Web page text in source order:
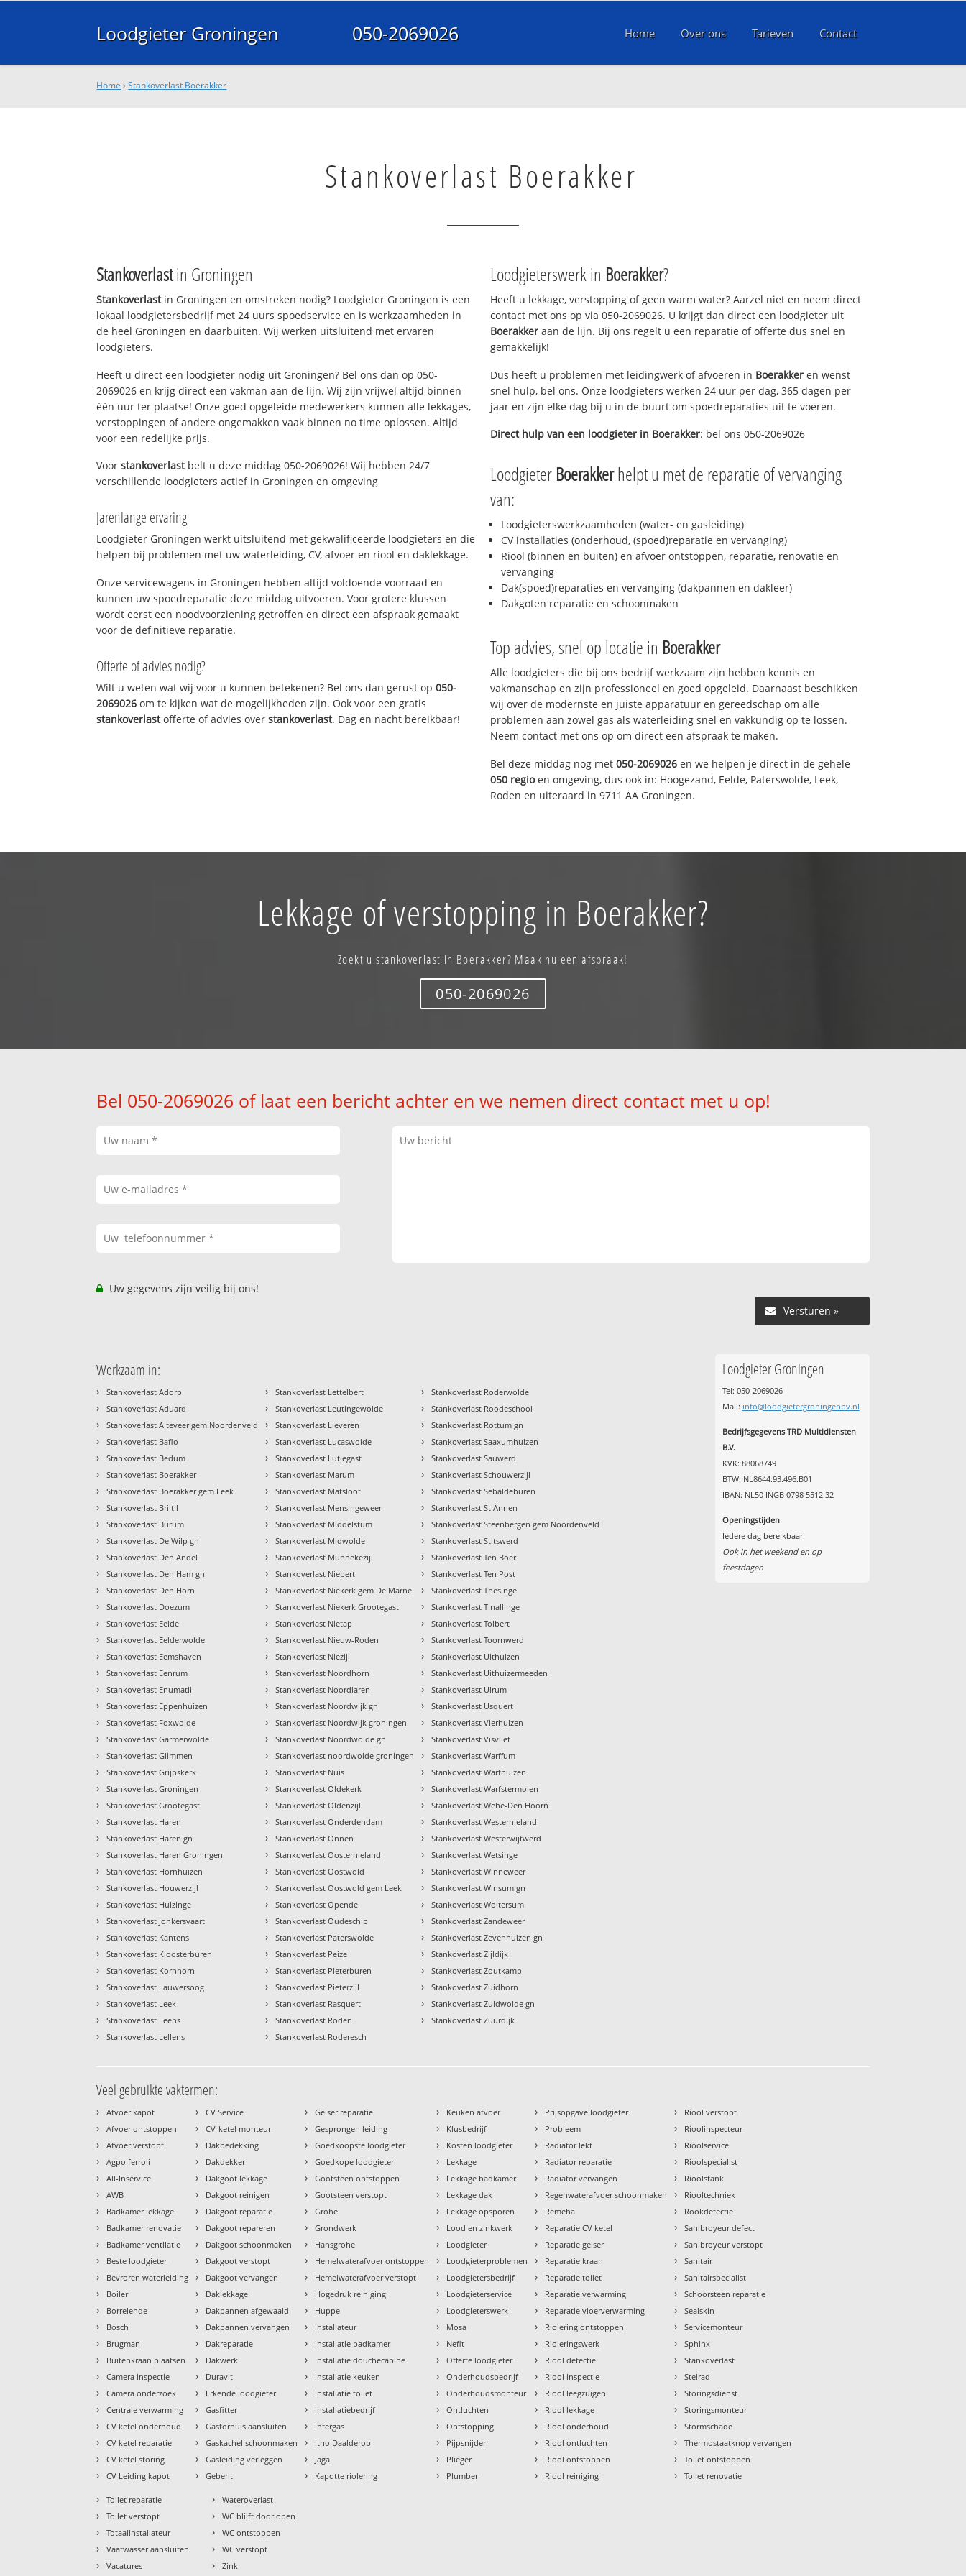
Loodgieter Groningen 050-2069026 Home Over ons Tarieven Contact
Home ›Stankoverlast Boerakker
Stankoverlast Boerakker
Stankoverlastin Groningen
Stankoverlastin Groningen en omstreken nodig? Loodgieter Groningen is een
lokaal loodgietersbedrijf met 24 uurs spoedservice en is werkzaamheden in
de heel Groningen en daarbuiten. Wij werken uitsluitend met ervaren
loodgieters.
Heeft u direct een loodgieter nodig uit Groningen? Bel ons dan op 050-
2069026 en krijg direct een vakman aan de lijn. Wij zijn vrijwel altijd binnen
één uur ter plaatse! Onze goed opgeleide medewerkers kunnen alle lekkages,
verstoppingen of andere ongemakken vaak binnen no time oplossen. Altijd
voor een redelijke prijs.
Voorstankoverlastbelt u deze middag 050-2069026! Wij hebben 24/7
verschillende loodgieters actief in Groningen en omgeving
Jarenlange ervaring
Loodgieter Groningen werkt uitsluitend met gekwalificeerde loodgieters en die
helpen bij problemen met uw waterleiding, CV, afvoer en riool en daklekkage.
Onze servicewagens in Groningen hebben altijd voldoende voorraad en
kunnen uw spoedreparatie deze middag uitvoeren. Voor grotere klussen
wordt eerst een noodvoorziening getroffen en direct een afspraak gemaakt
voor de definitieve reparatie.
Offerte of advies nodig?
Wilt u weten wat wij voor u kunnen betekenen? Bel ons dan gerust op050-
2069026 om te kijken wat de mogelijkheden zijn. Ook voor een gratis
stankoverlastofferte of advies overstankoverlast. Dag en nacht bereikbaar!
Loodgieterswerk in Boerakker?
Heeft u lekkage, verstopping of geen warm water? Aarzel niet en neem direct
contact met ons op via 050-2069026. U krijgt dan direct een loodgieter uit
Boerakker aan de lijn. Bij ons regelt u een reparatie of offerte dus snel en
gemakkelijk!
Dus heeft u problemen met leidingwerk of afvoeren in Boerakker en wenst
snel hulp, bel ons. Onze loodgieters werken 24 uur per dag, 365 dagen per
jaar en zijn elke dag bij u in de buurt om spoedreparaties uit te voeren.
Direct hulp van een loodgieter in Boerakker: bel ons 050-2069026
Loodgieter Boerakkerhelpt u met de reparatie of vervanging
van:
Loodgieterswerkzaamheden (water- en gasleiding)
CV installaties (onderhoud, (spoed)reparatie en vervanging)
Riool (binnen en buiten) en afvoer ontstoppen, reparatie, renovatie en
vervanging
Dak(spoed)reparaties en vervanging (dakpannen en dakleer)
Dakgoten reparatie en schoonmaken
Top advies, snel op locatie in Boerakker
Alle loodgieters die bij ons bedrijf werkzaam zijn hebben kennis en
vakmanschap en zijn professioneel en goed opgeleid. Daarnaast beschikken
wij over de modernste en juiste apparatuur en gereedschap om alle
problemen aan zowel gas als waterleiding snel en vakkundig op te lossen.
Neem contact met ons op om direct een afspraak te maken.
Bel deze middag nog met 050-2069026 en we helpen je direct in de gehele
050 regioen omgeving, dus ook in: Hoogezand, Eelde, Paterswolde, Leek,
Roden en uiteraard in 9711 AA Groningen.
Lekkage of verstopping in Boerakker?
Zoekt u stankoverlast in Boerakker? Maak nu een afspraak!
050-2069026
Bel 050-2069026 of laat een bericht achter en we nemen direct contact met u op!
Uw gegevens zijn veilig bij ons!
Versturen »
Werkzaam in:
› Stankoverlast Adorp
› Stankoverlast Aduard
› Stankoverlast Alteveer gem Noordenveld
› Stankoverlast Baflo
› Stankoverlast Bedum
› Stankoverlast Boerakker
› Stankoverlast Boerakker gem Leek
› Stankoverlast Briltil
› Stankoverlast Burum
› Stankoverlast De Wilp gn
› Stankoverlast Den Andel
› Stankoverlast Den Ham gn
› Stankoverlast Den Horn
› Stankoverlast Doezum
› Stankoverlast Eelde
› Stankoverlast Eelderwolde
› Stankoverlast Eemshaven
› Stankoverlast Eenrum
› Stankoverlast Enumatil
› Stankoverlast Eppenhuizen
› Stankoverlast Foxwolde
› Stankoverlast Garmerwolde
› Stankoverlast Glimmen
› Stankoverlast Grijpskerk
› Stankoverlast Groningen
› Stankoverlast Grootegast
› Stankoverlast Haren
› Stankoverlast Haren gn
› Stankoverlast Haren Groningen
› Stankoverlast Hornhuizen
› Stankoverlast Houwerzijl
› Stankoverlast Huizinge
› Stankoverlast Jonkersvaart
› Stankoverlast Kantens
› Stankoverlast Kloosterburen
› Stankoverlast Kornhorn
› Stankoverlast Lauwersoog
› Stankoverlast Leek
› Stankoverlast Leens
› Stankoverlast Lellens
› Stankoverlast Lettelbert
› Stankoverlast Leutingewolde
› Stankoverlast Lieveren
› Stankoverlast Lucaswolde
› Stankoverlast Lutjegast
› Stankoverlast Marum
› Stankoverlast Matsloot
› Stankoverlast Mensingeweer
› Stankoverlast Middelstum
› Stankoverlast Midwolde
› Stankoverlast Munnekezijl
› Stankoverlast Niebert
› Stankoverlast Niekerk gem De Marne
› Stankoverlast Niekerk Grootegast
› Stankoverlast Nietap
› Stankoverlast Nieuw-Roden
› Stankoverlast Niezijl
› Stankoverlast Noordhorn
› Stankoverlast Noordlaren
› Stankoverlast Noordwijk gn
› Stankoverlast Noordwijk groningen
› Stankoverlast Noordwolde gn
› Stankoverlast noordwolde groningen
› Stankoverlast Nuis
› Stankoverlast Oldekerk
› Stankoverlast Oldenzijl
› Stankoverlast Onderdendam
› Stankoverlast Onnen
› Stankoverlast Oosternieland
› Stankoverlast Oostwold
› Stankoverlast Oostwold gem Leek
› Stankoverlast Opende
› Stankoverlast Oudeschip
› Stankoverlast Paterswolde
› Stankoverlast Peize
› Stankoverlast Pieterburen
› Stankoverlast Pieterzijl
› Stankoverlast Rasquert
› Stankoverlast Roden
› Stankoverlast Roderesch
› Stankoverlast Roderwolde
› Stankoverlast Roodeschool
› Stankoverlast Rottum gn
› Stankoverlast Saaxumhuizen
› Stankoverlast Sauwerd
› Stankoverlast Schouwerzijl
› Stankoverlast Sebaldeburen
› Stankoverlast St Annen
› Stankoverlast Steenbergen gem Noordenveld
› Stankoverlast Stitswerd
› Stankoverlast Ten Boer
› Stankoverlast Ten Post
› Stankoverlast Thesinge
› Stankoverlast Tinallinge
› Stankoverlast Tolbert
› Stankoverlast Toornwerd
› Stankoverlast Uithuizen
› Stankoverlast Uithuizermeeden
› Stankoverlast Ulrum
› Stankoverlast Usquert
› Stankoverlast Vierhuizen
› Stankoverlast Visvliet
› Stankoverlast Warffum
› Stankoverlast Warfhuizen
› Stankoverlast Warfstermolen
› Stankoverlast Wehe-Den Hoorn
› Stankoverlast Westernieland
› Stankoverlast Westerwijtwerd
› Stankoverlast Wetsinge
› Stankoverlast Winneweer
› Stankoverlast Winsum gn
› Stankoverlast Woltersum
› Stankoverlast Zandeweer
› Stankoverlast Zevenhuizen gn
› Stankoverlast Zijldijk
› Stankoverlast Zoutkamp
› Stankoverlast Zuidhorn
› Stankoverlast Zuidwolde gn
› Stankoverlast Zuurdijk
Loodgieter Groningen
Tel: 050-2069026
Mail: info@loodgietergroningenbv.nl
Bedrijfsgegevens TRD Multidiensten
B.V.
KVK: 88068749
BTW: NL8644.93.496.B01
IBAN: NL50 INGB 0798 5512 32
Openingstijden
Iedere dag bereikbaar!
Ook in het weekend en op
feestdagen
Veel gebruikte vaktermen:
› Afvoer kapot
› Afvoer ontstoppen
› Afvoer verstopt
› Agpo ferroli
› All-Inservice
› AWB
› Badkamer lekkage
› Badkamer renovatie
› Badkamer ventilatie
› Beste loodgieter
› Bevroren waterleiding
› Boiler
› Borrelende
› Bosch
› Brugman
› Buitenkraan plaatsen
› Camera inspectie
› Camera onderzoek
› Centrale verwarming
› CV ketel onderhoud
› CV ketel reparatie
› CV ketel storing
› CV Leiding kapot
› CV Service
› CV-ketel monteur
› Dakbedekking
› Dakdekker
› Dakgoot lekkage
› Dakgoot reinigen
› Dakgoot reparatie
› Dakgoot repareren
› Dakgoot schoonmaken
› Dakgoot verstopt
› Dakgoot vervangen
› Daklekkage
› Dakpannen afgewaaid
› Dakpannen vervangen
› Dakreparatie
› Dakwerk
› Duravit
› Erkende loodgieter
› Gasfitter
› Gasfornuis aansluiten
› Gaskachel schoonmaken
› Gasleiding verleggen
› Geberit
› Geiser reparatie
› Gesprongen leiding
› Goedkoopste loodgieter
› Goedkope loodgieter
› Gootsteen ontstoppen
› Gootsteen verstopt
› Grohe
› Grondwerk
› Hansgrohe
› Hemelwaterafvoer ontstoppen
› Hemelwaterafvoer verstopt
› Hogedruk reiniging
› Huppe
› Installateur
› Installatie badkamer
› Installatie douchecabine
› Installatie keuken
› Installatie toilet
› Installatiebedrijf
› Intergas
› Itho Daalderop
› Jaga
› Kapotte riolering
› Keuken afvoer
› Klusbedrijf
› Kosten loodgieter
› Lekkage
› Lekkage badkamer
› Lekkage dak
› Lekkage opsporen
› Lood en zinkwerk
› Loodgieter
› Loodgieterproblemen
› Loodgietersbedrijf
› Loodgieterservice
› Loodgieterswerk
› Mosa
› Nefit
› Offerte loodgieter
› Onderhoudsbedrijf
› Onderhoudsmonteur
› Ontluchten
› Ontstopping
› Pijpsnijder
› Plieger
› Plumber
› Prijsopgave loodgieter
› Probleem
› Radiator lekt
› Radiator reparatie
› Radiator vervangen
› Regenwaterafvoer schoonmaken
› Remeha
› Reparatie CV ketel
› Reparatie geiser
› Reparatie kraan
› Reparatie toilet
› Reparatie verwarming
› Reparatie vloerverwarming
› Riolering ontstoppen
› Rioleringswerk
› Riool detectie
› Riool inspectie
› Riool leegzuigen
› Riool lekkage
› Riool onderhoud
› Riool ontluchten
› Riool ontstoppen
› Riool reiniging
› Riool verstopt
› Rioolinspecteur
› Rioolservice
› Rioolspecialist
› Rioolstank
› Riooltechniek
› Rookdetectie
› Sanibroyeur defect
› Sanibroyeur verstopt
› Sanitair
› Sanitairspecialist
› Schoorsteen reparatie
› Sealskin
› Servicemonteur
› Sphinx
› Stankoverlast
› Stelrad
› Storingsdienst
› Storingsmonteur
› Stormschade
› Thermostaatknop vervangen
› Toilet ontstoppen
› Toilet renovatie
› Toilet reparatie
› Toilet verstopt
› Totaalinstallateur
› Vaatwasser aansluiten
› Vacatures
› Wateroverlast
› WC blijft doorlopen
› WC ontstoppen
› WC verstopt
› Zink